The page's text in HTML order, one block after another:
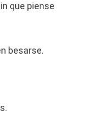
que piense
besarse.